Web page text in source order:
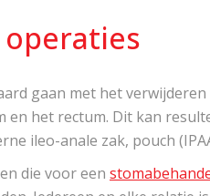
gaan met het
en het rectum. Dit kan
ileo-anale zak, pouch
die voor een